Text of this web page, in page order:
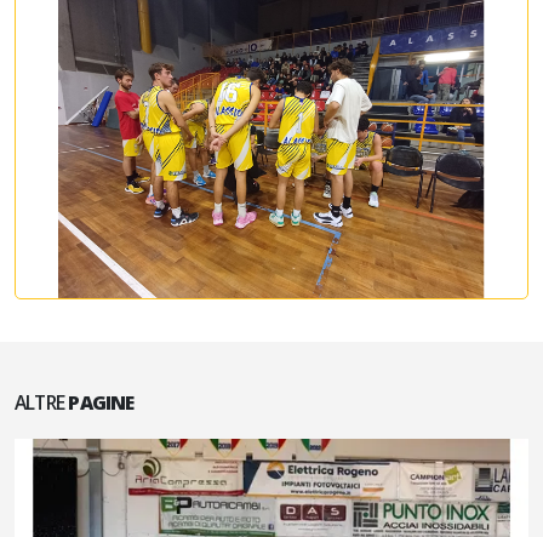
ALTREPAGINE